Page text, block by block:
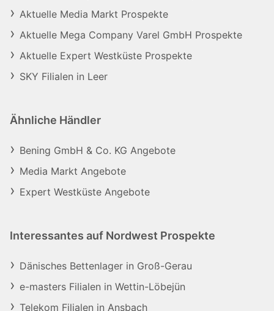
Aktuelle Media Markt Prospekte
Aktuelle Mega Company Varel GmbH Prospekte
Aktuelle Expert Westküste Prospekte
SKY Filialen in Leer
Ähnliche Händler
Bening GmbH & Co. KG Angebote
Media Markt Angebote
Expert Westküste Angebote
Interessantes auf Nordwest Prospekte
Dänisches Bettenlager in Groß-Gerau
e-masters Filialen in Wettin-Löbejün
Telekom Filialen in Ansbach